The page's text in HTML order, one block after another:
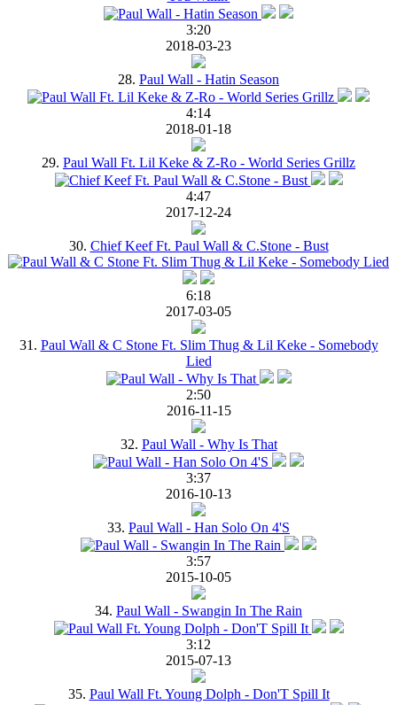
3:20
2018-03-23
28. Paul Wall - Hatin Season
4:14
2018-01-18
29. Paul Wall Ft. Lil Keke & Z-Ro - World Series Grillz
4:47
2017-12-24
30. Chief Keef Ft. Paul Wall & C.Stone - Bust
6:18
2017-03-05
31. Paul Wall & C Stone Ft. Slim Thug & Lil Keke - Somebody
Lied
2:50
2016-11-15
32. Paul Wall - Why Is That
3:37
2016-10-13
33. Paul Wall - Han Solo On 4'S
3:57
2015-10-05
34. Paul Wall - Swangin In The Rain
3:12
2015-07-13
35. Paul Wall Ft. Young Dolph - Don'T Spill It